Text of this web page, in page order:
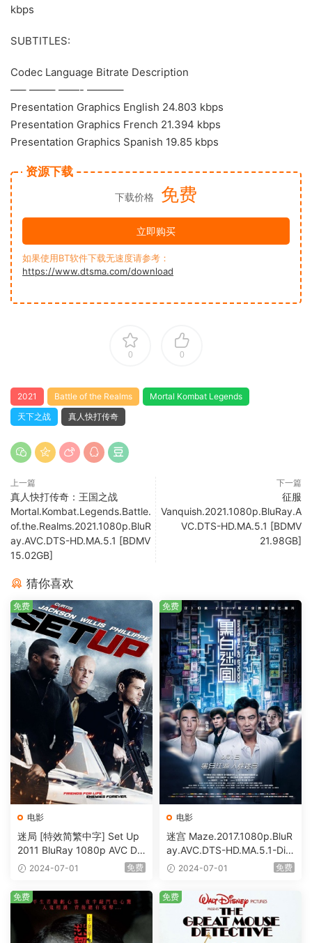
kbps
SUBTITLES:
Codec Language Bitrate Description
—– ——– ——- ———–
Presentation Graphics English 24.803 kbps
Presentation Graphics French 21.394 kbps
Presentation Graphics Spanish 19.85 kbps
资源下载
下载价格 免费
立即购买
如果使用BT软件下载无速度请参考：
https://www.dtsma.com/download
0 0
2021 Battle of the Realms
Mortal Kombat Legends
天下之战
真人快打传奇
上一篇
真人快打传奇：王国之战
Mortal.Kombat.Legends.Battle.
of.the.Realms.2021.1080p.BluR
ay.AVC.DTS-HD.MA.5.1 [BDMV
15.02GB]
下一篇
征服
Vanquish.2021.1080p.BluRay.A
VC.DTS-HD.MA.5.1 [BDMV
21.98GB]
猜你喜欢
电影
迷局 [特效简繁中字] Set Up
2011 BluRay 1080p AVC DT
S-HD MA5.1-shhaclm@CHD
2024-07-01 免费
免费
电影
迷宫 Maze.2017.1080p.BluR
ay.AVC.DTS-HD.MA.5.1-DiY
@HDHome [BDISO 19.7GB]
2024-07-01 免费
免费
免费 免费